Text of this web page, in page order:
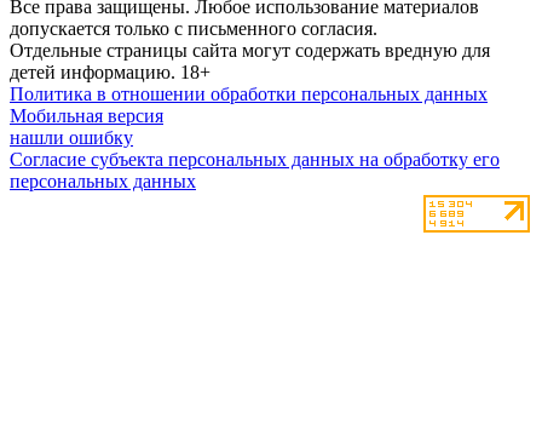
Все права защищены. Любое использование материалов
допускается только с письменного согласия.
Отдельные страницы сайта могут содержать вредную для
детей информацию. 18+
Политика в отношении обработки персональных данных
Мобильная версия
нашли ошибку
Согласие субъекта персональных данных на обработку его
персональных данных